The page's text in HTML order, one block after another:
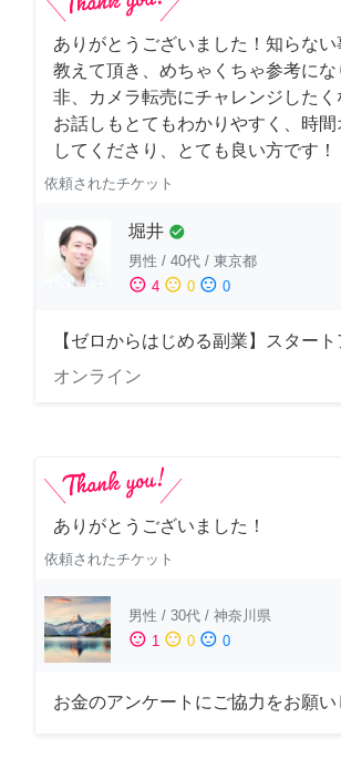
ありがとうございました！知らな
教えて頂き、めちゃくちゃ参考に
非、カメラ転売にチャレンジしたく
お話しもとてもわかりやすく、時
してくださり、とても良い方です！
依頼されたチケット
堀井 check_circle
男性 / 40代 / 東京都
sentiment_satisfied 4 sentiment_neutral 0 sentiment_dissatisfied 0
【ゼロからはじめる副業】スター
オンライン
ありがとうございました！
依頼されたチケット
男性 / 30代 / 神奈川県
sentiment_satisfied 1 sentiment_neutral 0 sentiment_dissatisfied 0
お金のアンケートにご協力をお願い